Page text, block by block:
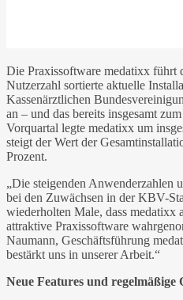
Die Praxissoftware medatixx führt
Nutzerzahl sortierte aktuelle
Kassenärztlichen
an – und das bereits insgesamt
Vorquartal legte medatixx um
steigt der Wert der
Prozent.
„Die steigenden Anwenderzahlen
bei den Zuwächsen in der KBV-
wiederholten Male, dass medatixx
attraktive Praxissoftware
Naumann, Geschäftsführung
bestärkt uns in unserer Arbeit.“
Neue Features und regelmäßige